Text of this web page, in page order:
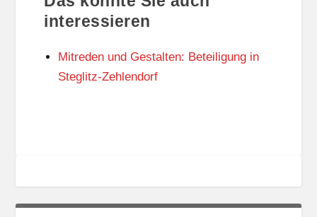
T
U
N
S
O
O
R
N
interessieren
Mitreden und Gestalten: Beteiligung in
Steglitz-Zehlendorf